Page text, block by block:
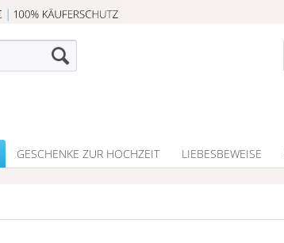
GESCHENKE ZUR HOCHZEIT LIEBESBEWEISE